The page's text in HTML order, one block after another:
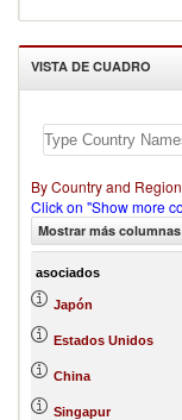
VISTA DE CUADRO
By Country and Region
Click on "Show more
Mostrar más columnas
asociados
Japón
Estados Unidos
China
Singapur